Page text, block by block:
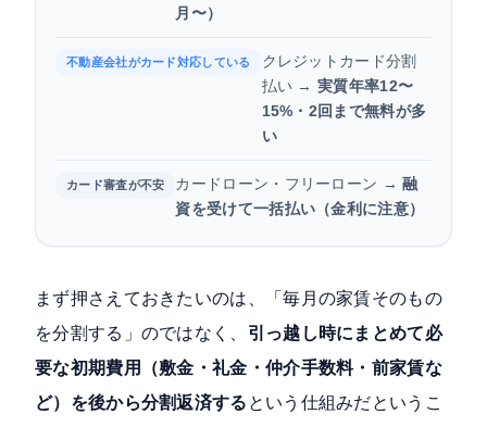
月〜）
不動産会社がカード対応している
クレジットカード分割
払い →実質年率12〜
15%・2回まで無料が多
い
カード審査が不安 カードローン・フリーローン →融
資を受けて一括払い（金利に注意）
まず押さえておきたいのは、「毎月の家賃そのもの
を分割する」のではなく、
引っ越し時にまとめて必
要な初期費用（敷金・礼金・仲介手数料・前家賃な
ど）を後から分割返済する という仕組みだというこ